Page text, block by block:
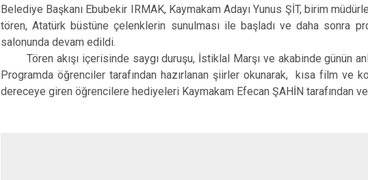
Belediye Başkanı Ebubekir IRMAK, Kaymakam Adayı Yunus ŞİT, birim
tören, Atatürk büstüne çelenklerin sunulması ile başladı ve daha sonra
salonunda devam edildi.
Tören akışı içerisinde saygı duruşu, İstiklal Marşı ve akabinde günün
Programda öğrenciler tarafından hazırlanan şiirler okunarak, kısa film ve
dereceye giren öğrencilere hediyeleri Kaymakam Efecan ŞAHİN tarafından